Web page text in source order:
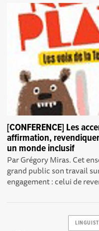
[CONFERENCE] Les
affirmation,
un monde inclusif
Par Grégory Miras. Cet
grand public son travail
engagement : celui de